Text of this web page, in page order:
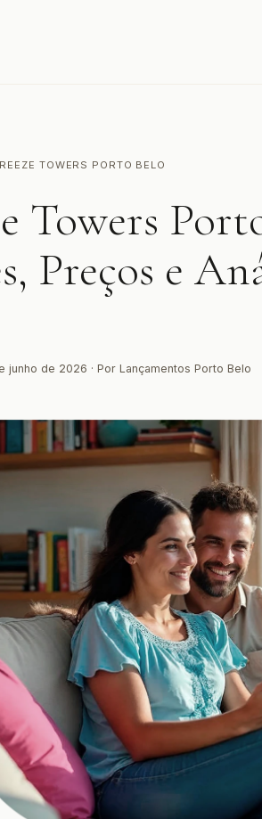
TOWERS PORTO BELO
Towers
Preços e
junho de 2026 · Por Lançamentos Porto Belo